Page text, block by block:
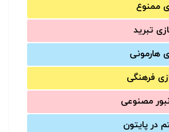
ممنوع
تبرید
هارمونی
فرهنگی
مصنوعی
در پایتون